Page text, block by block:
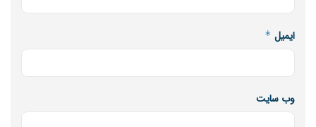
ایمیل *
وب‌ سایت